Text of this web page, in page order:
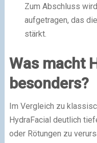
Zum Abschluss
aufgetragen, das
stärkt.
Was macht
besonders?
Im Vergleich zu
HydraFacial deutlich
oder Rötungen zu